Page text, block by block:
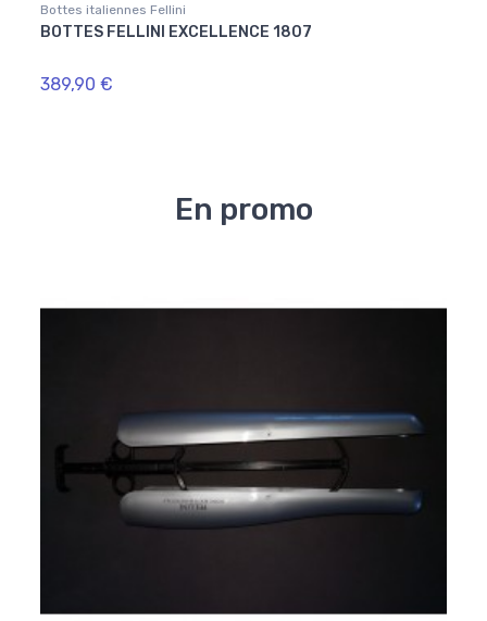
Bottes italiennes Fellini
BOTTES FELLINI EXCELLENCE 1807
389,90 €
En promo